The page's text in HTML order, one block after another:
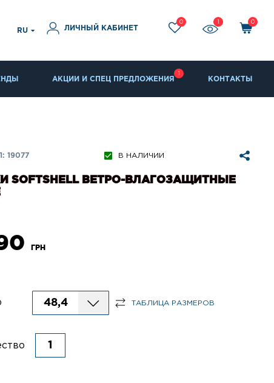
RU ЛИЧНЫЙ КАБИНЕТ
0 0
АКЦИИ И СПЕЦ ПРЕДЛОЖЕНИЯ КОНТАКТЫ
19077 В НАЛИЧИИ
SOFTSHELL ВЕТРО-ВЛАГОЗАЩИТНЫЕ
ГРН
48,4 ТАБЛИЦА РАЗМЕРОВ